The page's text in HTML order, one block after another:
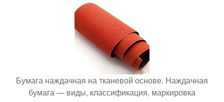
Бумага наждачная на тканевой основе. Наждачная
бумага — виды, классификация, маркировка